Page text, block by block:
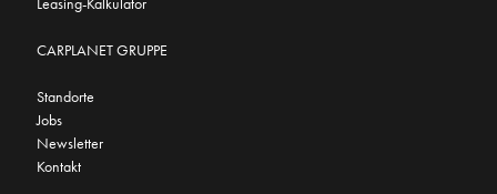
CARPLANET GRUPPE
Standorte
Jobs
Newsletter
Kontakt